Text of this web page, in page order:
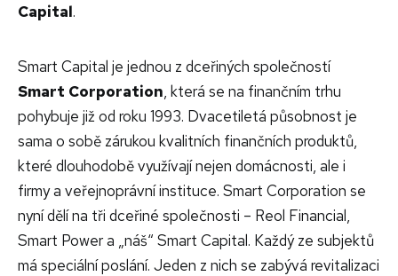
Capital.
Smart Capital je jednou z dceřiných společností
Smart Corporation, která se na finančním trhu
pohybuje již od roku 1993. Dvacetiletá působnost je
sama o sobě zárukou kvalitních finančních produktů,
které dlouhodobě využívají nejen domácnosti, ale i
firmy a veřejnoprávní instituce. Smart Corporation se
nyní dělí na tři dceřiné společnosti – Reol Financial,
Smart Power a „náš“ Smart Capital. Každý ze subjektů
má speciální poslání. Jeden z nich se zabývá revitalizaci